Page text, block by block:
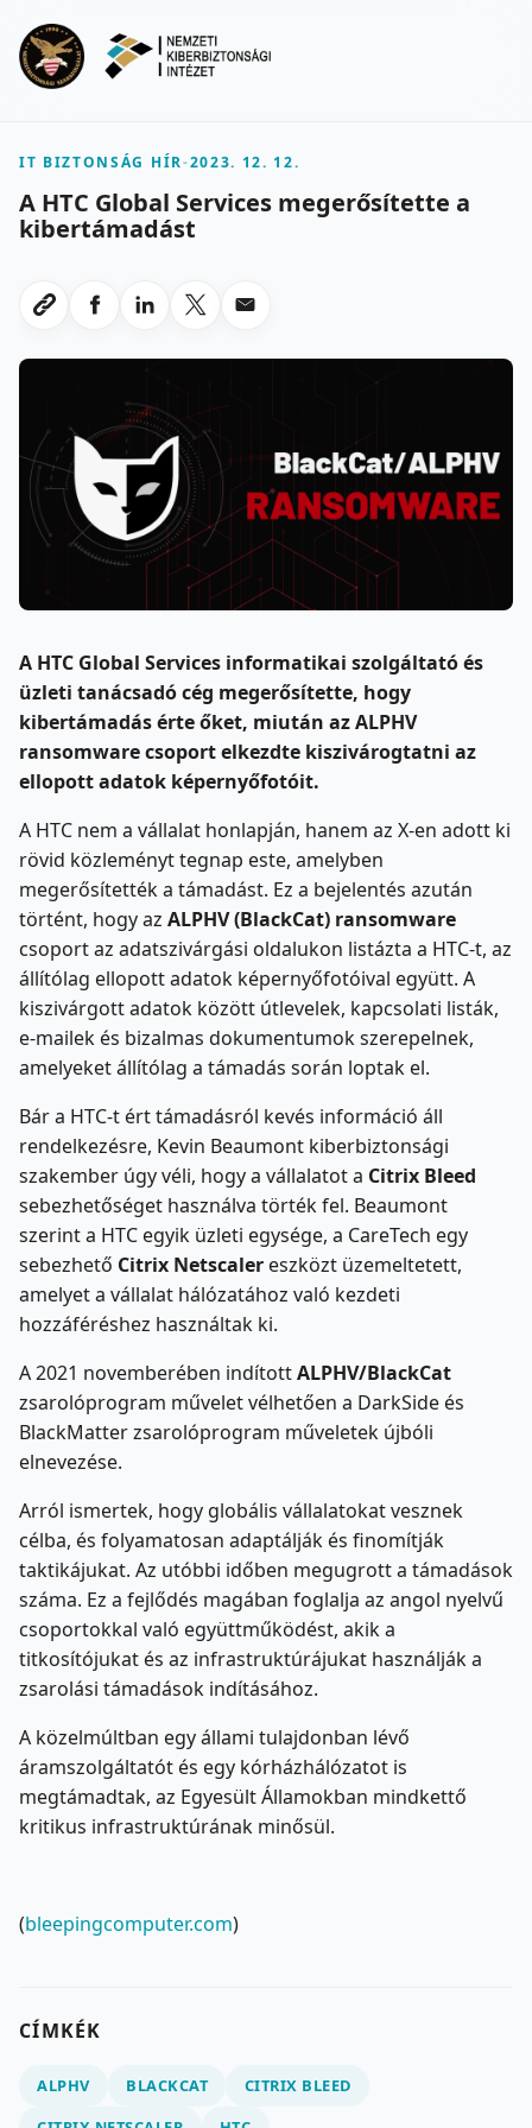
IT BIZTONSÁG HÍR-2023. 12. 12.
A HTC Global Services megerősítette a
kibertámadást
Link masolasa
Megosztas Facebookon
Megosztas LinkedInen
Megosztas X-en
Megosztas emailben
A HTC Global Services informatikai szolgáltató és
üzleti tanácsadó cég megerősítette, hogy
kibertámadás érte őket, miután az ALPHV
ransomware csoport elkezdte kiszivárogtatni az
ellopott adatok képernyőfotóit.
A HTC nem a vállalat honlapján, hanem az X-en adott ki
rövid közleményt tegnap este, amelyben
megerősítették a támadást. Ez a bejelentés azután
történt, hogy az ALPHV (BlackCat) ransomware
csoport az adatszivárgási oldalukon listázta a HTC-t, az
állítólag ellopott adatok képernyőfotóival együtt. A
kiszivárgott adatok között útlevelek, kapcsolati listák,
e-mailek és bizalmas dokumentumok szerepelnek,
amelyeket állítólag a támadás során loptak el.
Bár a HTC-t ért támadásról kevés információ áll
rendelkezésre, Kevin Beaumont kiberbiztonsági
szakember úgy véli, hogy a vállalatot a Citrix Bleed
sebezhetőséget használva törték fel. Beaumont
szerint a HTC egyik üzleti egysége, a CareTech egy
sebezhető Citrix Netscaler eszközt üzemeltetett,
amelyet a vállalat hálózatához való kezdeti
hozzáféréshez használtak ki.
A 2021 novemberében indítottALPHV/BlackCat
zsarolóprogram művelet vélhetően a DarkSide és
BlackMatter zsarolóprogram műveletek újbóli
elnevezése.
Arról ismertek, hogy globális vállalatokat vesznek
célba, és folyamatosan adaptálják és finomítják
taktikájukat. Az utóbbi időben megugrott a támadások
száma. Ez a fejlődés magában foglalja az angol nyelvű
csoportokkal való együttműködést, akik a
titkosítójukat és az infrastruktúrájukat használják a
zsarolási támadások indításához.
A közelmúltban egy állami tulajdonban lévő
áramszolgáltatót és egy kórházhálózatot is
megtámadtak, az Egyesült Államokban mindkettő
kritikus infrastruktúrának minősül.
(bleepingcomputer.com)
CÍMKÉK
ALPHV BLACKCAT
CITRIX BLEED